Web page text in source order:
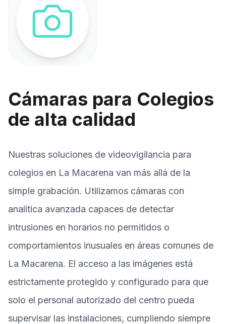
Cámaras para Colegios
de alta calidad
Nuestras soluciones de videovigilancia para
colegios en La Macarena van más allá de la
simple grabación. Utilizamos cámaras con
analítica avanzada capaces de detectar
intrusiones en horarios no permitidos o
comportamientos inusuales en áreas comunes de
La Macarena. El acceso a las imágenes está
estrictamente protegido y configurado para que
solo el personal autorizado del centro pueda
supervisar las instalaciones, cumpliendo siempre